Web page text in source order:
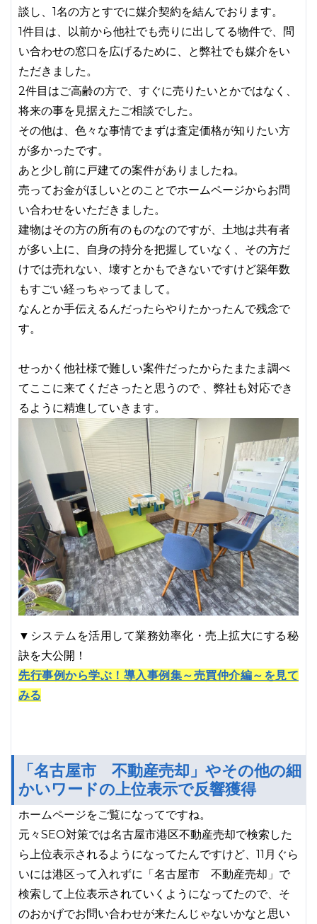
談し、1名の方とすでに媒介契約を結んでおります。
1件目は、以前から他社でも売りに出してる物件で、問
い合わせの窓口を広げるために、と弊社でも媒介をい
ただきました。
2件目はご高齢の方で、すぐに売りたいとかではなく、
将来の事を見据えたご相談でした。
その他は、色々な事情でまずは査定価格が知りたい方
が多かったです。
あと少し前に戸建ての案件がありましたね。
売ってお金がほしいとのことでホームページからお問
い合わせをいただきました。
建物はその方の所有のものなのですが、土地は共有者
が多い上に、自身の持分を把握していなく、その方だ
けでは売れない、壊すとかもできないですけど築年数
もすごい経っちゃってまして。
なんとか手伝えるんだったらやりたかったんで残念で
す。
せっかく他社様で難しい案件だったからたまたま調べ
てここに来てくださったと思うので 、弊社も対応でき
るように精進していきます。
▼システムを活用して業務効率化・売上拡大にする秘
訣を大公開！
先行事例から学ぶ！導入事例集～売買仲介編～を見て
みる
「名古屋市 不動産売却」やその他の細
かいワードの上位表示で反響獲得
ホームページをご覧になってですね。
元々SEO対策では名古屋市港区不動産売却で検索した
ら上位表示されるようになってたんですけど、11月ぐら
いには港区って入れずに「名古屋市 不動産売却」で
検索して上位表示されていくようになってたので、そ
のおかげでお問い合わせが来たんじゃないかなと思い